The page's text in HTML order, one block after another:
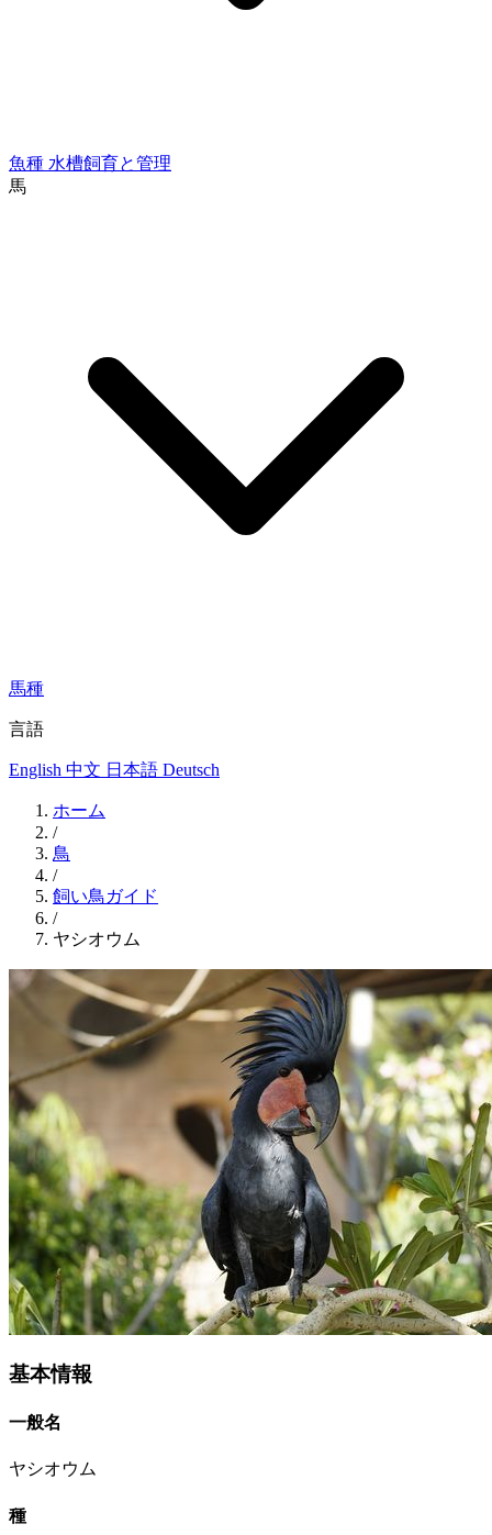
魚種 水槽飼育と管理
馬
馬種
言語
English 中文 日本語 Deutsch
ホーム
/
鳥
/
飼い鳥ガイド
/
ヤシオウム
基本情報
一般名
ヤシオウム
種